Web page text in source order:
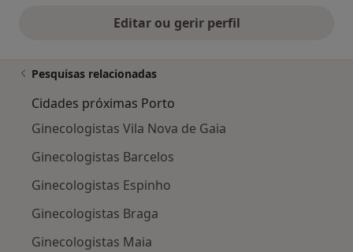
Editar ou gerir perfil
Pesquisas relacionadas
Cidades próximas Porto
Ginecologistas Vila Nova de Gaia
Ginecologistas Barcelos
Ginecologistas Espinho
Ginecologistas Braga
Ginecologistas Maia